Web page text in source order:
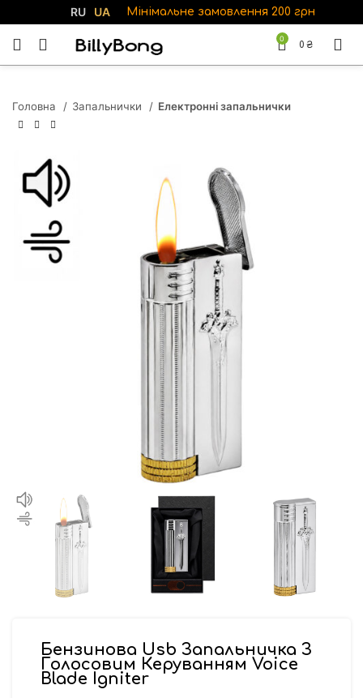
RU UA Мінімальне замовлення 200 грн
0
0 ₴
Головна Запальнички Електронні запальнички
Бензинова Usb Запальничка З
Голосовим Керуванням Voice
Blade Igniter